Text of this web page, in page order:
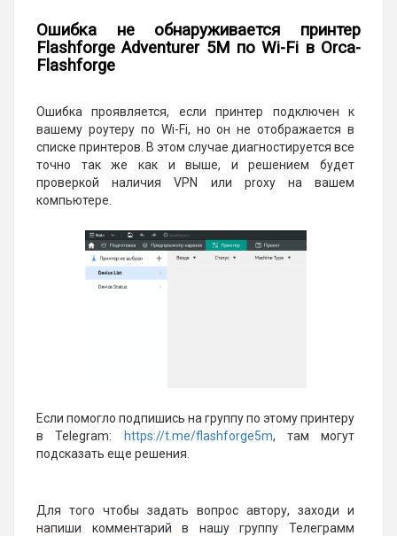
Ошибка не обнаруживается принтер
Flashforge Adventurer 5M по Wi-Fi в Orca-
Flashforge
Ошибка проявляется, если принтер подключен к
вашему роутеру по Wi-Fi, но он не отображается в
списке принтеров. В этом случае диагностируется все
точно так же как и выше, и решением будет
проверкой наличия VPN или proxy на вашем
компьютере.
Если помогло подпишись на группу по этому принтеру
в Telegram:
https://t.me/flashforge5m, там могут
подсказать еще решения.
Для того чтобы задать вопрос автору, заходи и
напиши комментарий в нашу группу Телеграмм